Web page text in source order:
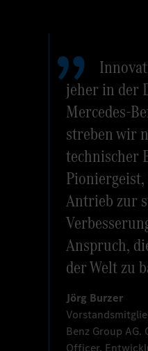
jeher in der
Mercedes-
streben wir
technischer
Antrieb zur
Anspruch,
der Welt zu
Jörg Burzer
Benz Group AG.
Officer,